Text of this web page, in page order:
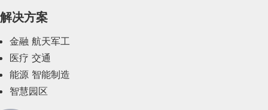
2023年7月(62)
2023年6月(58)
2023年5月(28)
2023年4月(47)
解决方案
金融 航天军工
医疗 交通
能源 智能制造
智慧园区